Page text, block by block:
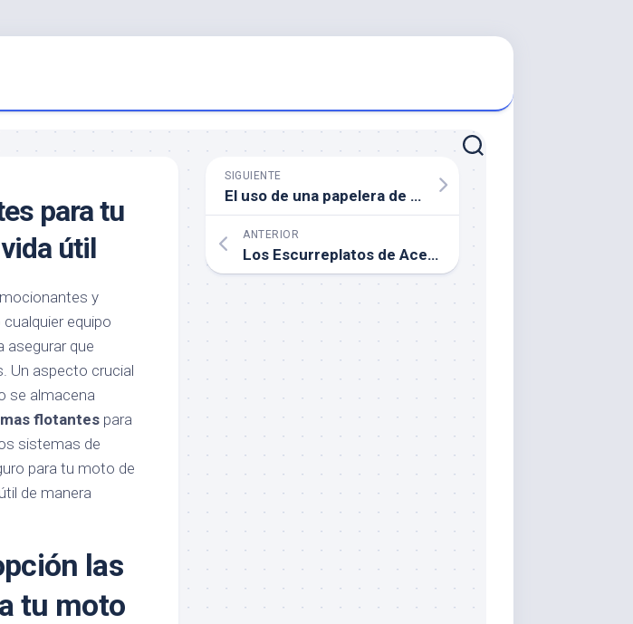
para tu
útil
y
equipo
asegurar que
Un aspecto crucial
se almacena
flotantes para
sistemas de
para tu moto de
de manera
las
tu moto
SIGUIENTE
El uso de una papelera de baño: Una necesidad práctica y estética
ANTERIOR
Los Escurreplatos de Acero Inox: Una Opción Práctica